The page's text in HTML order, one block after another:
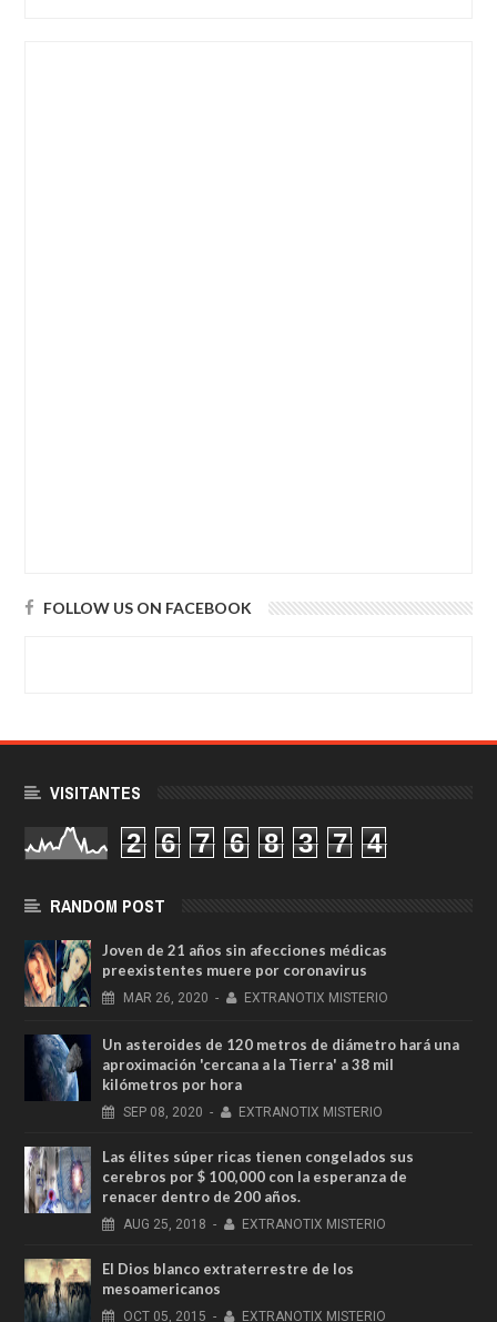
FOLLOW US ON FACEBOOK
VISITANTES
2 6 7 6 8 3 7 4
RANDOM POST
Joven de 21 años sin afecciones médicas
preexistentes muere por coronavirus
MAR 26, 2020 - EXTRANOTIX MISTERIO
Un asteroides de 120 metros de diámetro hará una
aproximación 'cercana a la Tierra' a 38 mil
kilómetros por hora
SEP 08, 2020 - EXTRANOTIX MISTERIO
Las élites súper ricas tienen congelados sus
cerebros por $ 100,000 con la esperanza de
renacer dentro de 200 años.
AUG 25, 2018 - EXTRANOTIX MISTERIO
El Dios blanco extraterrestre de los
mesoamericanos
OCT 05, 2015 - EXTRANOTIX MISTERIO